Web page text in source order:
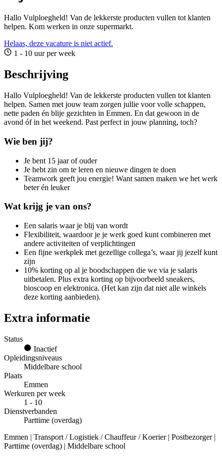
Hallo Vulploegheld! Van de lekkerste producten vullen tot klanten
helpen. Kom werken in onze supermarkt.
Helaas, deze vacature is niet actief.
1 - 10 uur per week
Beschrijving
Hallo Vulploegheld! Van de lekkerste producten vullen tot klanten
helpen. Samen met jouw team zorgen jullie voor volle schappen,
nette paden én blije gezichten in Emmen. En dat gewoon in de
avond óf in het weekend. Past perfect in jouw planning, toch?
Wie ben jij?
Je bent 15 jaar of ouder
Je hebt zin om te leren en nieuwe dingen te doen
Teamwork geeft jou energie! Want samen maken we het werk
beter én leuker
Wat krijg je van ons?
Een salaris waar je blij van wordt
Flexibiliteit, waardoor je je werk goed kunt combineren met
andere activiteiten of verplichtingen
Een fijne werkplek met gezellige collega’s, waar jij jezelf kunt
zijn
10% korting op al je boodschappen die we via je salaris
uitbetalen. Plus extra korting op bijvoorbeeld sneakers,
bioscoop en elektronica. (Het kan zijn dat niet alle winkels
deze korting aanbieden).
Extra informatie
Status
Inactief
Opleidingsniveaus
Middelbare school
Plaats
Emmen
Werkuren per week
1 - 10
Dienstverbanden
Parttime (overdag)
Emmen | Transport / Logistiek / Chauffeur / Koerier | Postbezorger |
Parttime (overdag) | Middelbare school